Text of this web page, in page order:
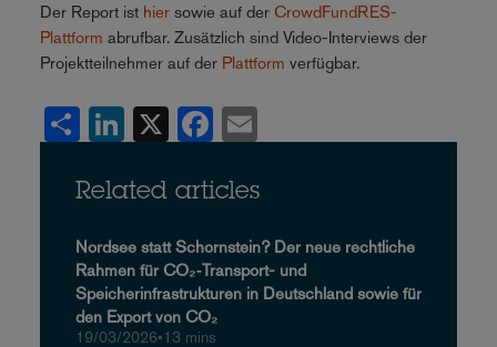
Der Report ist hiersowie auf der CrowdFundRES-
Plattform abrufbar. Zusätzlich sind Video-Interviews der
Projektteilnehmer auf der Plattform verfügbar.
Share LinkedIn Facebook
Related articles
Nordsee statt Schornstein? Der neue rechtliche
Rahmen für CO₂‑Transport- und
Speicherinfrastrukturen in Deutschland sowie für
den Export von CO₂
19/03/2026•13 mins